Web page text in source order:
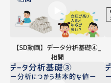
【SD動画】データ分析基礎④_
相関